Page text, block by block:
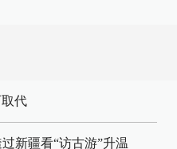
代
新疆看“访古游”升温